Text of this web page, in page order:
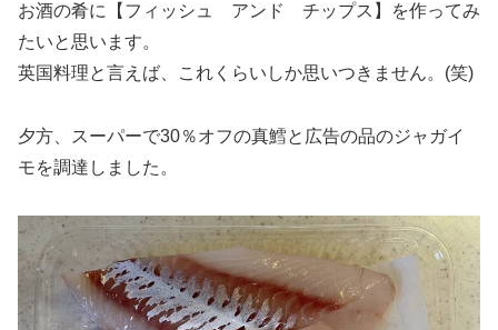
お酒の肴に【フィッシュ アンド チップス】を作ってみ
たいと思います。
英国料理と言えば、これくらいしか思いつきません。(笑)
夕方、スーパーで30％オフの真鱈と広告の品のジャガイ
モを調達しました。